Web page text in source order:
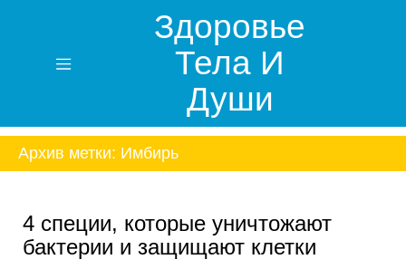
Здоровье
Тела И
Души
Архив метки: Имбирь
4 специи, которые уничтожают
бактерии и защищают клетки